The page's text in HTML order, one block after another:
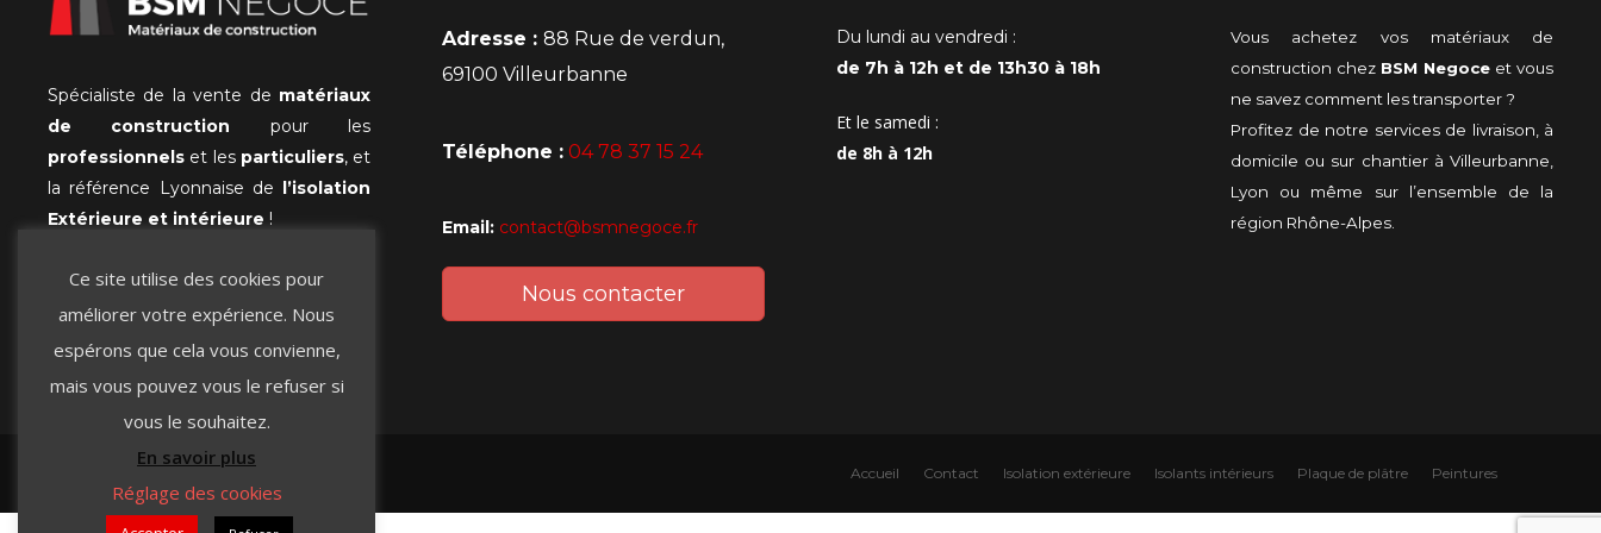
Spécialiste de la vente de matériaux
de construction pour les
professionnels et les particuliers, et
la référence Lyonnaise de l’isolation
Extérieure et intérieure !
BSM Negoce © 2019 . Tous droits
réservés.
Mentions légales
Adresse : 88 Rue de verdun,
69100 Villeurbanne
Téléphone : 04 78 37 15 24
Email: contact@bsmnegoce.fr
Nous contacter
Du lundi au vendredi :
de 7h à 12h et de 13h30 à 18h
Et le samedi :
de 8h à 12h
Vous achetez vos matériaux de
construction chez BSM Negoce et vous
ne savez comment les transporter ?
Profitez de notre services de livraison, à
domicile ou sur chantier à Villeurbanne,
Lyon ou même sur l’ensemble de la
région Rhône-Alpes.
Accueil Contact Isolation extérieure Isolants intérieurs Plaque de plâtre Peintures
Ce site utilise des cookies pour
améliorer votre expérience. Nous
espérons que cela vous convienne,
mais vous pouvez vous le refuser si
vous le souhaitez.
En savoir plus
Réglage des cookies